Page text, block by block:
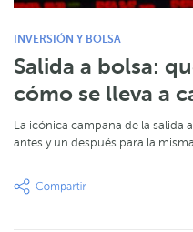
INVERSIÓN Y BOLSA
Salida a bolsa:
cómo se lleva a
La icónica campana de la salida
antes y un después para la